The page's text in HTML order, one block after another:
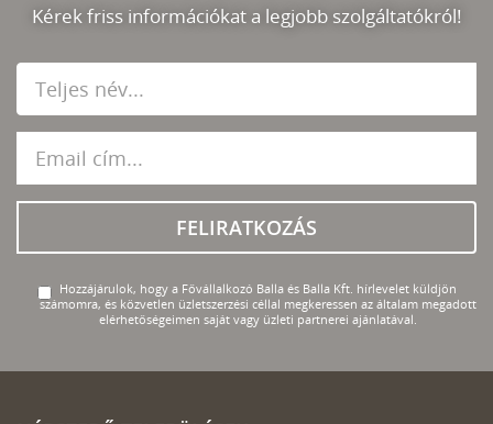
Kérek friss információkat a legjobb szolgáltatókról!
FELIRATKOZÁS
Hozzájárulok, hogy a Fővállalkozó Balla és Balla Kft. hírlevelet küldjön
számomra, és közvetlen üzletszerzési céllal megkeressen az általam megadott
elérhetőségeimen saját vagy üzleti partnerei ajánlatával.